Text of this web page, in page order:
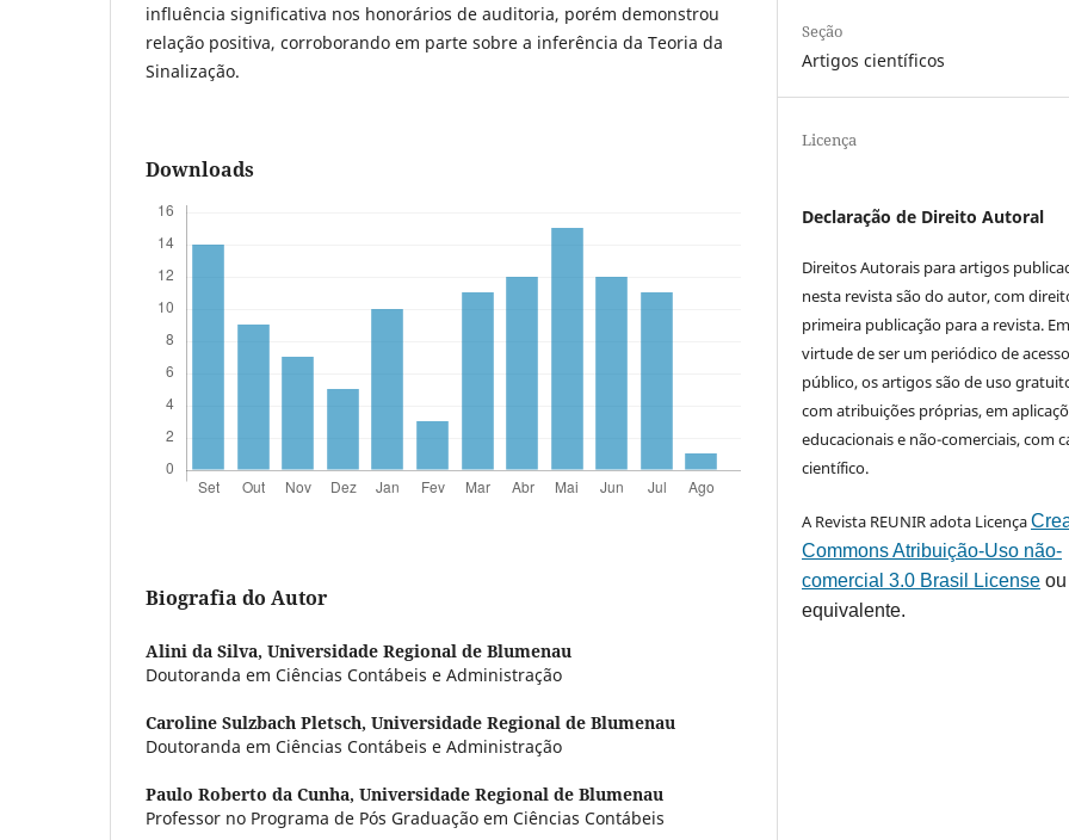
influência significativa nos honorários de auditoria, porém demonstrou
relação positiva, corroborando em parte sobre a inferência da Teoria da
Sinalização.
Downloads
Biografia do Autor
Alini da Silva, Universidade Regional de Blumenau
Doutoranda em Ciências Contábeis e Administração
Caroline Sulzbach Pletsch, Universidade Regional de Blumenau
Doutoranda em Ciências Contábeis e Administração
Paulo Roberto da Cunha, Universidade Regional de Blumenau
Professor no Programa de Pós Graduação em Ciências Contábeis
Seção
Artigos científicos
Licença
Declaração de Direito Autoral
Direitos Autorais para artigos
nesta revista são do autor, com
primeira publicação para a revista. Em
virtude de ser um periódico de acesso
público, os artigos são de uso
com atribuições próprias, em
educacionais e não-comerciais, com
científico.
A Revista REUNIR adota Licença
Commons Atribuição-Uso não-
comercial 3.0 Brasil License
equivalente.